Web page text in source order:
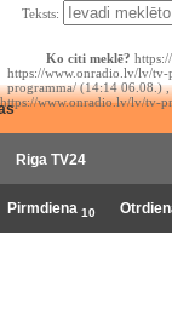
Teksts:
Ko citi meklē?
https://www.onradio.lv/lv/
programma/ (14:14 06.08.)
https://www.onradio.lv/lv/tv-
Riga TV24
Pirmdiena 10